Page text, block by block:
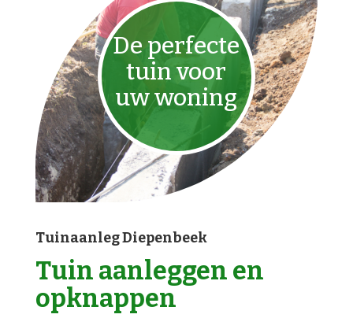
De perfecte
tuin voor
uw woning
Tuinaanleg Diepenbeek
Tuin aanleggen en
opknappen